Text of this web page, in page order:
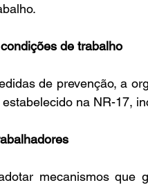
de trabalho
de prevenção, a
na NR-17,
mecanismos que